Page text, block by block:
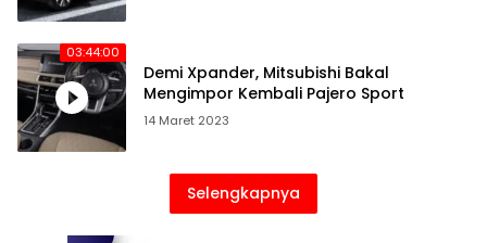
03:44:00
Demi Xpander, Mitsubishi Bakal
Mengimpor Kembali Pajero Sport
14 Maret 2023
Selengkapnya